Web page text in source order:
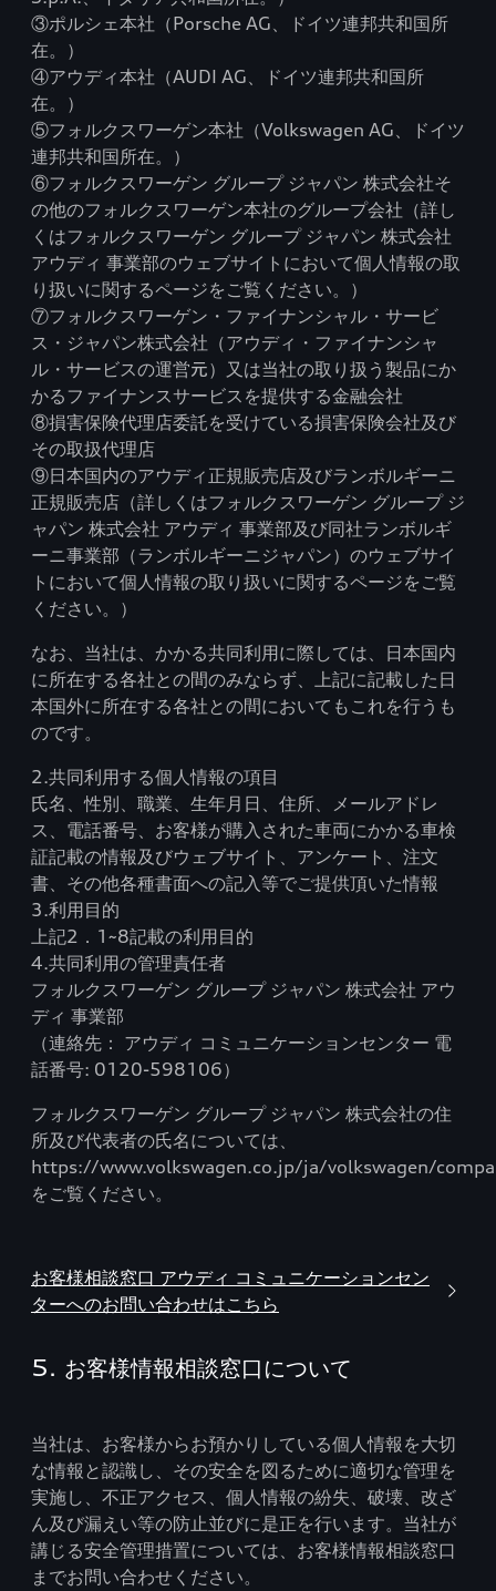
③ポルシェ本社（Porsche AG、ドイツ連邦共和国所
在。）
④アウディ本社（AUDI AG、ドイツ連邦共和国所
在。）
⑤フォルクスワーゲン本社（Volkswagen AG、ドイツ
連邦共和国所在。）
⑥フォルクスワーゲン グループ ジャパン 株式会社そ
の他のフォルクスワーゲン本社のグループ会社（詳し
くはフォルクスワーゲン グループ ジャパン 株式会社
アウディ 事業部のウェブサイトにおいて個人情報の取
り扱いに関するページをご覧ください。）
⑦フォルクスワーゲン・ファイナンシャル・サービ
ス・ジャパン株式会社（アウディ・ファイナンシャ
ル・サービスの運営元）又は当社の取り扱う製品にか
かるファイナンスサービスを提供する金融会社
⑧損害保険代理店委託を受けている損害保険会社及び
その取扱代理店
⑨日本国内のアウディ正規販売店及びランボルギーニ
正規販売店（詳しくはフォルクスワーゲン グループ ジ
ャパン 株式会社 アウディ 事業部及び同社ランボルギ
ーニ事業部（ランボルギーニジャパン）のウェブサイ
トにおいて個人情報の取り扱いに関するページをご覧
ください。）
なお、当社は、かかる共同利用に際しては、日本国内
に所在する各社との間のみならず、上記に記載した日
本国外に所在する各社との間においてもこれを行うも
のです。
2.共同利用する個人情報の項目
氏名、性別、職業、生年月日、住所、メールアドレ
ス、電話番号、お客様が購入された車両にかかる車検
証記載の情報及びウェブサイト、アンケート、注文
書、その他各種書面への記入等でご提供頂いた情報
3.利用目的
上記2．1~8記載の利用目的
4.共同利用の管理責任者
フォルクスワーゲン グループ ジャパン 株式会社 アウ
ディ 事業部
（連絡先： アウディ コミュニケーションセンター 電
話番号: 0120-598106）
フォルクスワーゲン グループ ジャパン 株式会社の住
所及び代表者の氏名については、
https://www.volkswagen.co.jp/ja/volkswagen/
をご覧ください。
お客様相談窓口 アウディ コミュニケーションセン
ターへのお問い合わせはこちら
5. お客様情報相談窓口について
当社は、お客様からお預かりしている個人情報を大切
な情報と認識し、その安全を図るために適切な管理を
実施し、不正アクセス、個人情報の紛失、破壊、改ざ
ん及び漏えい等の防止並びに是正を行います。当社が
講じる安全管理措置については、お客様情報相談窓口
までお問い合わせください。